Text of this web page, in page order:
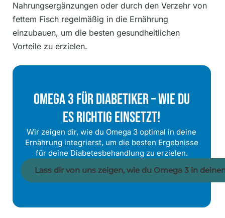
Nahrungsergänzungen oder durch den Verzehr von
fettem Fisch regelmäßig in die Ernährung
einzubauen, um die besten gesundheitlichen
Vorteile zu erzielen.
Omega 3 Für Diabetiker – Wie Du
Es Richtig Einsetzt!
Wir zeigen dir, wie du Omega 3 optimal in deine
Ernährung integrierst, um die besten Ergebnisse
für deine Diabetesbehandlung zu erzielen.
Lass dir von uns zeigen, wie du Omega 3 in